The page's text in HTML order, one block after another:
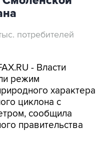
потребителей
- Власти
характера
циклона с
сообщила
правительства
и шквалистым